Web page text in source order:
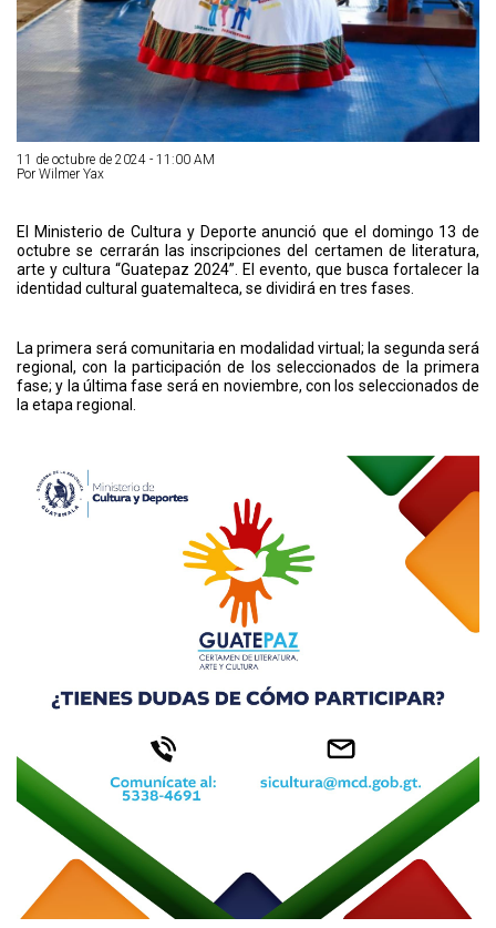
11 de octubre de 2024 - 11:00 AM
Por Wilmer Yax
El Ministerio de Cultura y Deporte anunció que el domingo 13 de
octubre se cerrarán las inscripciones del certamen de literatura,
arte y cultura “Guatepaz 2024”. El evento, que busca fortalecer la
identidad cultural guatemalteca, se dividirá en tres fases.
La primera será comunitaria en modalidad virtual; la segunda será
regional, con la participación de los seleccionados de la primera
fase; y la última fase será en noviembre, con los seleccionados de
la etapa regional.